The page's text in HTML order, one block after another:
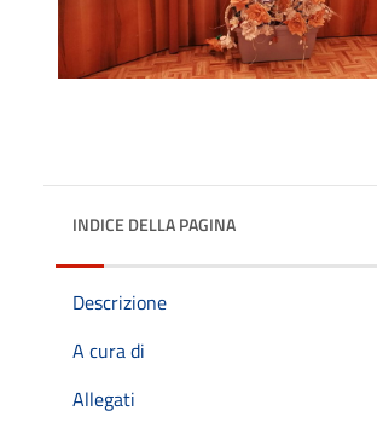
INDICE DELLA PAGINA
Descrizione
A cura di
Allegati